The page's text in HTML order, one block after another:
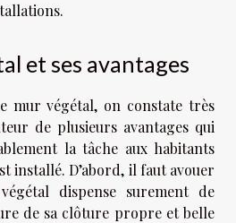
et ses avantages
mur végétal, on constate très
de plusieurs avantages qui
la tâche aux habitants
installé. D’abord, il faut avouer
dispense surement de
de sa clôture propre et belle